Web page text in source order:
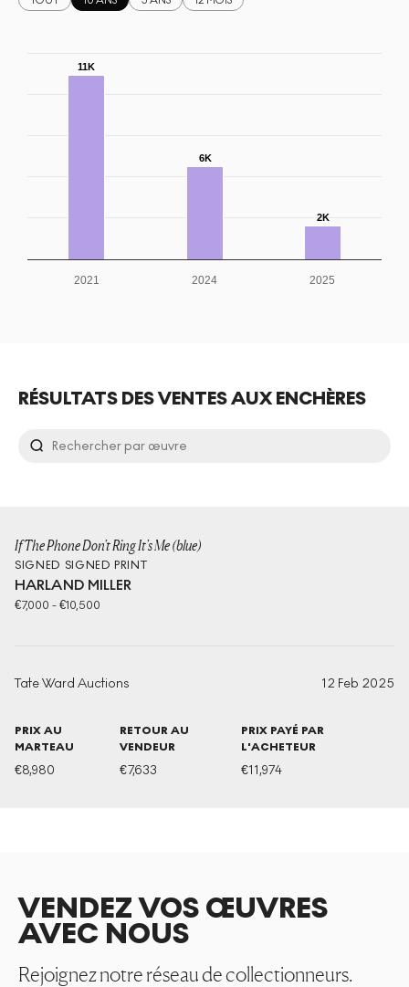
11K
6K
2K
2021 2024 2025
RÉSULTATS DES VENTES AUX ENCHÈRES
If The Phone Don't Ring It's Me (blue)
SIGNED SIGNED PRINT
HARLAND MILLER
€7,000 -€10,500
Tate Ward Auctions 12 Feb 2025
PRIX AU
MARTEAU
€8,980
RETOUR AU
VENDEUR
€7,633
PRIX PAYÉ PAR
L'ACHETEUR
€11,974
VENDEZ VOS ŒUVRES
AVEC NOUS
Rejoignez notre réseau de collectionneurs.